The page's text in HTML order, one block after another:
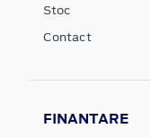
Stoc
Contact
FINANTARE